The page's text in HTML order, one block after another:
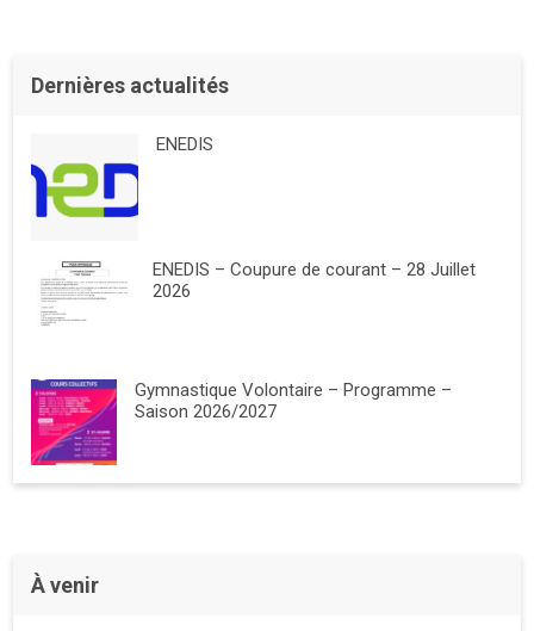
Dernières actualités
ENEDIS
ENEDIS – Coupure de courant – 28 Juillet
2026
Gymnastique Volontaire – Programme –
Saison 2026/2027
À venir